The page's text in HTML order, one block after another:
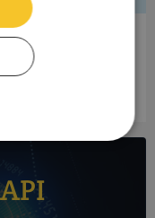
Inriktning